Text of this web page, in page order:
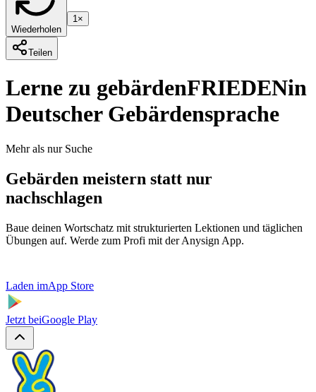
Wiederholen
1×
Teilen
Lerne zu gebärdenFRIEDENin
Deutscher Gebärdensprache
Mehr als nur Suche
Gebärden meistern statt nur
nachschlagen
Baue deinen Wortschatz mit strukturierten Lektionen und täglichen
Übungen auf. Werde zum Profi mit der Anysign App.
Laden imApp Store
Jetzt beiGoogle Play